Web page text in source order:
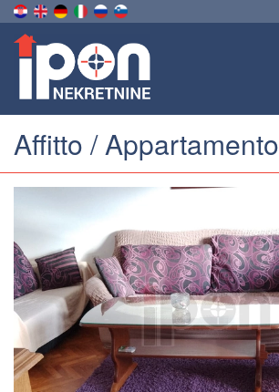
Affitto / Appartamento